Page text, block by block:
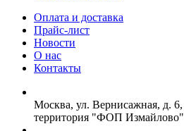
Оплата и доставка
Прайс-лист
Новости
О нас
Контакты
Москва, ул. Вернисажная, д. 6,
территория "ФОП Измайлово"